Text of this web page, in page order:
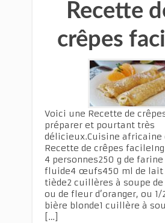
Recette
crêpes
Voici une Recette de
préparer et pourtant très
délicieux.Cuisine africaine
Recette de crêpes
4 personnes250 g de
fluide4 œufs450 ml de lait
tiède2 cuillères à soupe
ou de fleur d’oranger, ou 1/
bière blonde1 cuillère à
[…]